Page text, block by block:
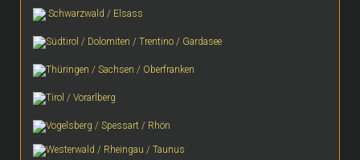
Schwarzwald / Elsass
Südtirol / Dolomiten / Trentino / Gardasee
Thüringen / Sachsen / Oberfranken
Tirol / Vorarlberg
Vogelsberg / Spessart / Rhön
Westerwald / Rheingau / Taunus